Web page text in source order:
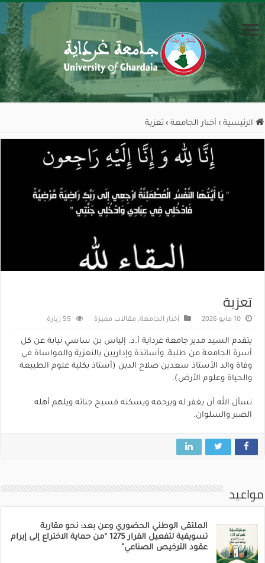
الرئيسية › أخبار الجامعة › تعزية
تعزية
10 مايو 2026 أخبار الجامعة, مقالات مميزة 59 زيارة
يتقدم السيد مدير جامعة غرداية أ.د. إلياس بن ساسي نيابة عن كل
أسرة الجامعة من طلبة، وأساتذة وإداريين بالتعزية والمواساة في
وفاة والد الأستاذ سعدين صلاح الدين (أستاذ بكلية علوم الطبيعة
والحياة وعلوم الأرض).
نسأل الله أن يغفر له ويرحمه ويسكنه فسيح جناته ويلهم أهله
الصبر والسلوان.
مواعيد
الملتقى الوطني الحضوري وعن بعد: نحو مقاربة
تسويقية لتفعيل القرار 1275 “من حماية الاختراع إلى إبرام
عقود الترخيص الصناعي”